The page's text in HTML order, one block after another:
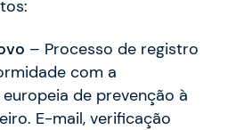
– Processo de registro
com a
de prevenção à
E-mail, verificação